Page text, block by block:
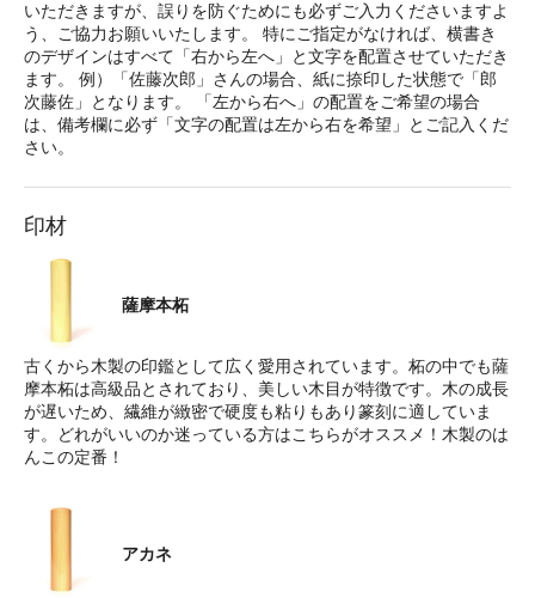
いただきますが、誤りを防ぐためにも必ずご入力くださいますよ
う、ご協力お願いいたします。 特にご指定がなければ、横書き
のデザインはすべて「右から左へ」と文字を配置させていただき
ます。 例）「佐藤次郎」さんの場合、紙に捺印した状態で「郎
次藤佐」となります。 「左から右へ」の配置をご希望の場合
は、備考欄に必ず「文字の配置は左から右を希望」とご記入くだ
さい。
印材
薩摩本柘
古くから木製の印鑑として広く愛用されています。柘の中でも薩
摩本柘は高級品とされており、美しい木目が特徴です。木の成長
が遅いため、繊維が緻密で硬度も粘りもあり篆刻に適していま
す。どれがいいのか迷っている方はこちらがオススメ！木製のは
んこの定番！
アカネ